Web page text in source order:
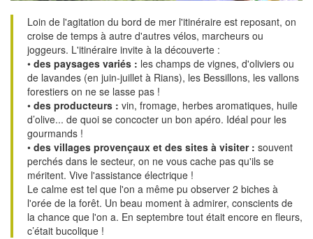
Loin de l'agitation du bord de mer l'itinéraire est reposant, on
croise de temps à autre d'autres vélos, marcheurs ou
joggeurs. L'itinéraire invite à la découverte :
• des paysages variés : les champs de vignes, d'oliviers ou
de lavandes (en juin-juillet à Rians), les Bessillons, les vallons
forestiers on ne se lasse pas !
• des producteurs : vin, fromage, herbes aromatiques, huile
d’olive... de quoi se concocter un bon apéro. Idéal pour les
gourmands !
• des villages provençaux et des sites à visiter : souvent
perchés dans le secteur, on ne vous cache pas qu'ils se
méritent. Vive l'assistance électrique !
Le calme est tel que l'on a même pu observer 2 biches à
l'orée de la forêt. Un beau moment à admirer, conscients de
la chance que l'on a. En septembre tout était encore en fleurs,
c’était bucolique !